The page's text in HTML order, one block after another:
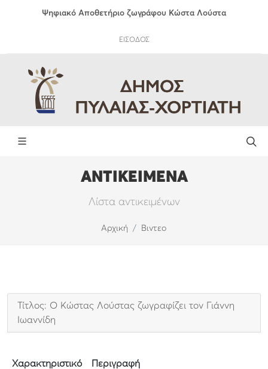
Ψηφιακό Αποθετήριο ζωγράφου Κώστα Λούστα
ΕΙΣΟΔΟΣ
ΑΝΤΙΚΕΙΜΕΝΑ
Λίστα αντικειμένων
Αρχική Βιντεο
Τίτλος: Ο Κώστας Λούστας ζωγραφίζει τον Γιάννη
Ιωαννίδη
Χαρακτηριστικό Περιγραφή